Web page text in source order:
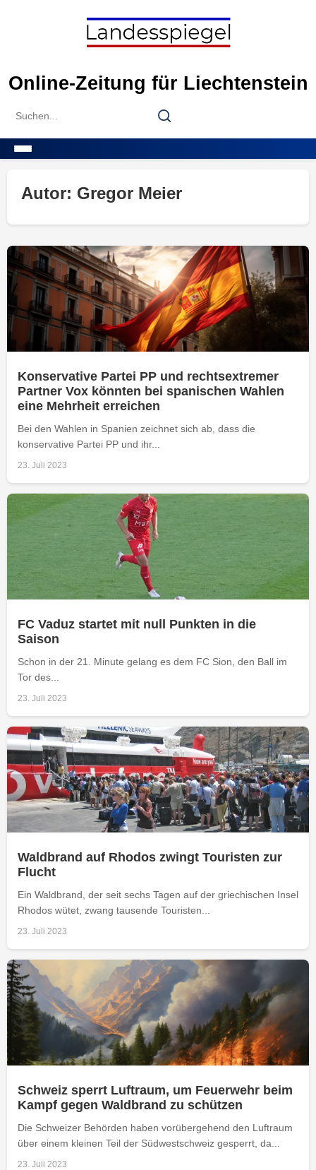
Online-Zeitung für Liechtenstein
Search
Search
Autor: Gregor Meier
Konservative Partei PP und rechtsextremer
Partner Vox könnten bei spanischen Wahlen
eine Mehrheit erreichen
Bei den Wahlen in Spanien zeichnet sich ab, dass die
konservative Partei PP und ihr...
23. Juli 2023
FC Vaduz startet mit null Punkten in die
Saison
Schon in der 21. Minute gelang es dem FC Sion, den Ball im
Tor des...
23. Juli 2023
Waldbrand auf Rhodos zwingt Touristen zur
Flucht
Ein Waldbrand, der seit sechs Tagen auf der griechischen Insel
Rhodos wütet, zwang tausende Touristen...
23. Juli 2023
Schweiz sperrt Luftraum, um Feuerwehr beim
Kampf gegen Waldbrand zu schützen
Die Schweizer Behörden haben vorübergehend den Luftraum
über einem kleinen Teil der Südwestschweiz gesperrt, da...
23. Juli 2023